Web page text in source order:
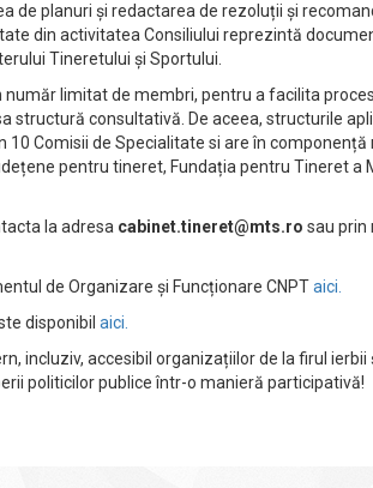
de planuri și redactarea de rezoluții și
din activitatea Consiliului reprezintă
Tineretului și Sportului.
limitat de membri, pentru a facilita
structură consultativă. De aceea, structurile
Comisii de Specialitate si are în componență
pentru tineret, Fundația pentru Tineret a
la adresa cabinet.tineret@mts.ro sau prin
de Organizare și Funcționare CNPTaici.
disponibil aici.
incluziv, accesibil organizațiilor de la firul
politicilor publice într-o manieră participativă!